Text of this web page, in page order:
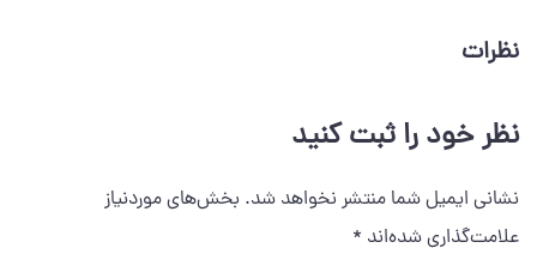
نظرات
نظر خود را ثبت کنید
نشانی ایمیل شما منتشر نخواهد شد. بخش‌های موردنیاز
علامت‌گذاری شده‌اند *